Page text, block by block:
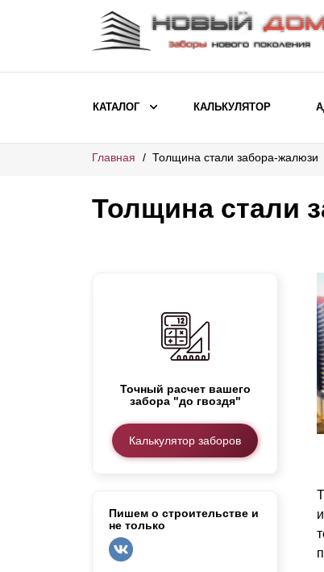
КАТАЛОГ
ВЫБОР ПО МОДЕЛИ
Заборы Хай-тек
Заборы и ограждения для детских
садов
Элитные заборы для коттеджей
Забор на участок 10 соток
Заборы и ограждения для дома
КАЛЬКУЛЯТОР
Главная Толщина стали забора-жалюзи
Толщина стали
Точный расчет вашего
забора "до гвоздя"
Калькулятор заборов
Пишем о строительстве и
не только